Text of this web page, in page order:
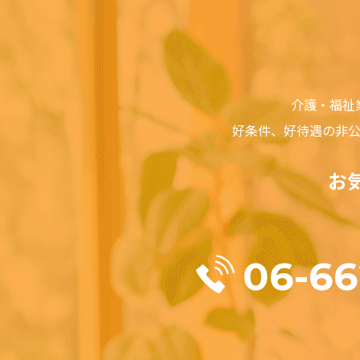
本質的目的の不履
利用者は、ジョブ
・虚偽の情報を登録
・第三者の著作権
・犯罪的行為に結び
・公序良俗に反する
・反社会的活動に関
・法令、公序良俗に
・ジョブサーチで得
・ジョブサーチの運
検索結果の内容
ジョブサーチは、ホ
チは、検索結果とし
結果として表示され
は一切の責任を負い
介護・福祉
好条件、好待遇の⾮
お
06-